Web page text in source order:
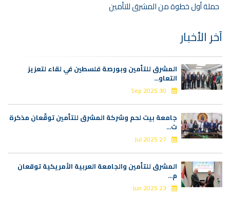
حملة أول خطوة من المشرق للتأمين
آخر الأخبار
المشرق للتأمين وبورصة فلسطين في لقاء لتعزيز
التعاو...
30 Sep 2025
جامعة بيت لحم وشركة المشرق للتأمين توقّعان مذكرة
ت...
27 Jul 2025
المشرق للتأمين والجامعة العربية الأمريكية توقعان
م...
23 Jun 2025